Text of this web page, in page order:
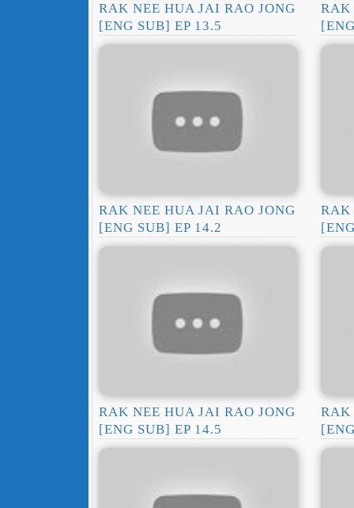
RAK NEE HUA JAI RAO JONG
[ENG SUB] EP 13.5
RAK
RAK NEE HUA JAI RAO JONG
[ENG SUB] EP 14.2
RAK
RAK NEE HUA JAI RAO JONG
[ENG SUB] EP 14.5
RAK